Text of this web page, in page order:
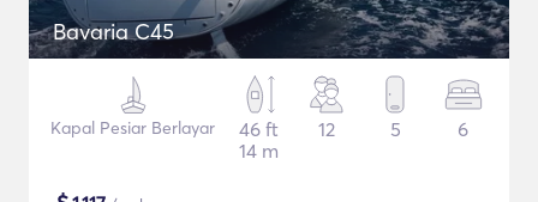
Bavaria C45
Kapal Pesiar Berlayar
46 ft
14 m
12 5 6